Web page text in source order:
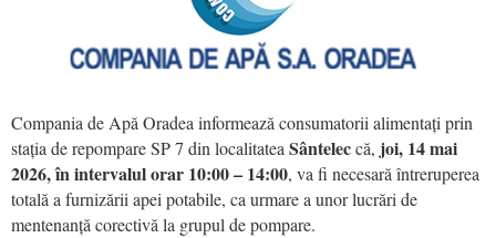
Compania de Apă Oradea informează consumatorii alimentați prin
stația de repompare SP 7 din localitatea Sânteleccă, joi, 14 mai
2026, în intervalul orar 10:00 – 14:00, va fi necesară întreruperea
totală a furnizării apei potabile, ca urmare a unor lucrări de
mentenanță corectivă la grupul de pompare.